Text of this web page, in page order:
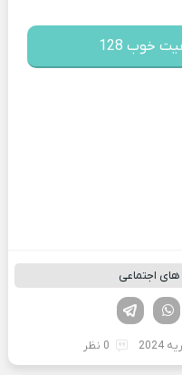
خوب 128
اجتماعی
لینکدین
0 نظر